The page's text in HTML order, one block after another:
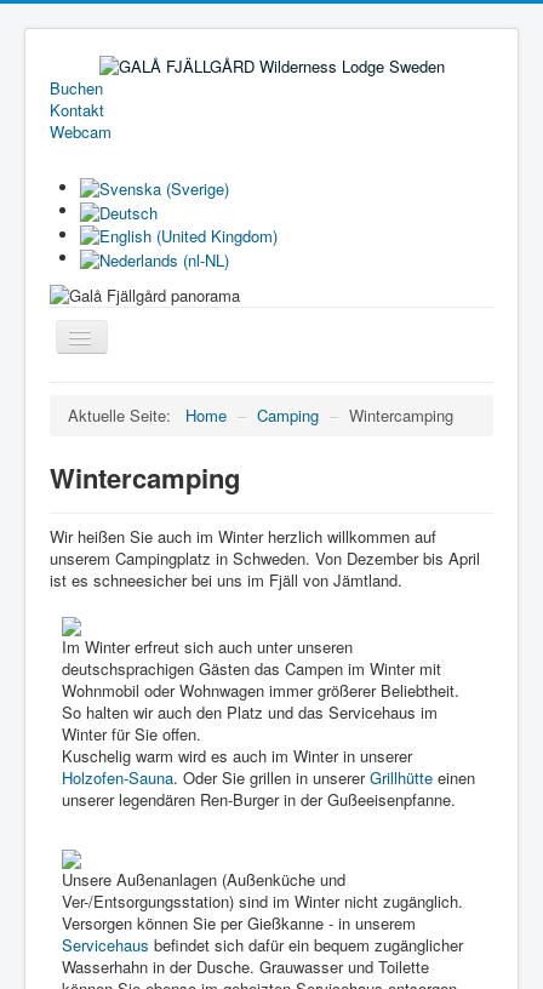
Buchen
Kontakt
Webcam
Toggle
Navigation
Camping
Sommer
Service & FAQ
Galerie
Über uns
Aktuelle Seite: Home – Camping – Wintercamping
Wintercamping
Wir heißen Sie auch im Winter herzlich willkommen auf
unserem Campingplatz in Schweden. Von Dezember bis April
ist es schneesicher bei uns im Fjäll von Jämtland.
Im Winter erfreut sich auch unter unseren
deutschsprachigen Gästen das Campen im Winter mit
Wohnmobil oder Wohnwagen immer größerer Beliebtheit.
So halten wir auch den Platz und das Servicehaus im
Winter für Sie offen.
Kuschelig warm wird es auch im Winter in unserer
Holzofen-Sauna. Oder Sie grillen in unsererGrillhütte einen
unserer legendären Ren-Burger in der Gußeeisenpfanne.
Unsere Außenanlagen (Außenküche und
Ver-/Entsorgungsstation) sind im Winter nicht zugänglich.
Versorgen können Sie per Gießkanne - in unserem
Servicehaus befindet sich dafür ein bequem zugänglicher
Wasserhahn in der Dusche. Grauwasser und Toilette